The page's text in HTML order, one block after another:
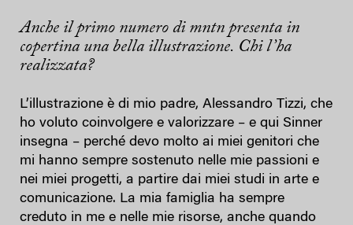
Anche il primo numero di mntn presenta in
copertina una bella illustrazione. Chi l’ha
realizzata?
L’illustrazione è di mio padre, Alessandro Tizzi, che
ho voluto coinvolgere e valorizzare – e qui Sinner
insegna – perché devo molto ai miei genitori che
mi hanno sempre sostenuto nelle mie passioni e
nei miei progetti, a partire dai miei studi in arte e
comunicazione. La mia famiglia ha sempre
creduto in me e nelle mie risorse, anche quando